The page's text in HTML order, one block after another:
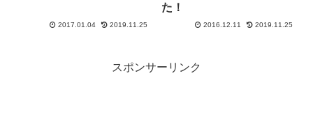
2017.01.04 2019.11.25
た！
2016.12.11 2019.11.25
スポンサーリンク